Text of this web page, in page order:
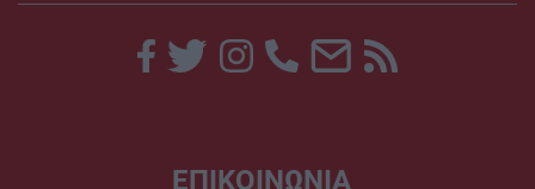
ΕΠΙΚΟΙΝΩΝΙΑ